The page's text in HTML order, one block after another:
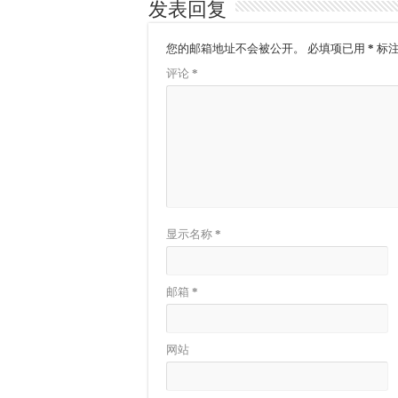
发表回复
您的邮箱地址不会被公开。 必填项已用 * 标注
评论 *
显示名称 *
邮箱 *
网站